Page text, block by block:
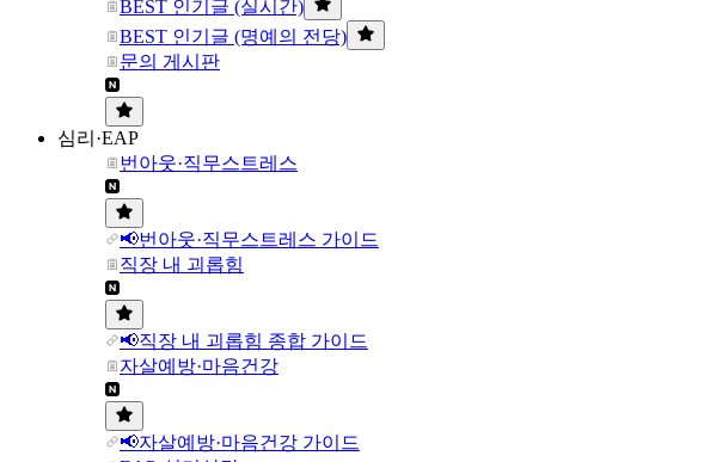
BEST 인기글 (실시간)
BEST 인기글 (명예의 전당)
문의 게시판
심리·EAP
번아웃·직무스트레스
📢번아웃·직무스트레스 가이드
직장 내 괴롭힘
📢직장 내 괴롭힘 종합 가이드
자살예방·마음건강
📢자살예방·마음건강 가이드